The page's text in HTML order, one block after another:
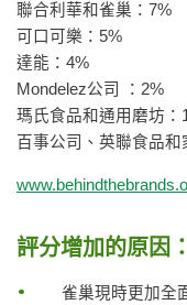
聯合利華和雀巢：7%
可口可樂：5%
達能：4%
Mondelez公司 ：2%
瑪氏食品和通用磨坊：
百事公司、英聯食品
評分增加的原因：
雀巢現時更加全